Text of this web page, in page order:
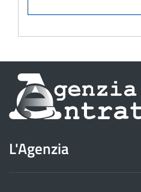
Informazioni
sul
dell'Agenzia
delle
L'Agenzia